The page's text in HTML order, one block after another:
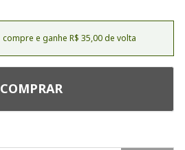
compre e ganhe R$ 35,00 de volta
COMPRAR